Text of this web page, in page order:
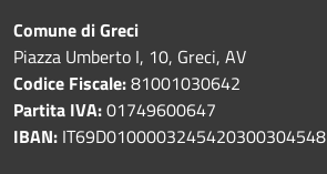
Comune di Greci
Piazza Umberto I, 10, Greci, AV
Codice Fiscale:81001030642
Partita IVA:01749600647
IBAN: IT69D0100003245420300304548